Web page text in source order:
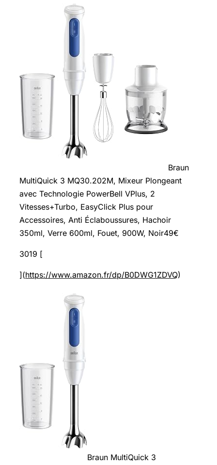
Braun
MultiQuick 3 MQ30.202M, Mixeur Plongeant
avec Technologie PowerBell VPlus, 2
Vitesses+Turbo, EasyClick Plus pour
Accessoires, Anti Éclaboussures, Hachoir
350ml, Verre 600ml, Fouet, 900W, Noir49€
3019 [
](https://www.amazon.fr/dp/B0DWG1ZDVQ)
Braun MultiQuick 3